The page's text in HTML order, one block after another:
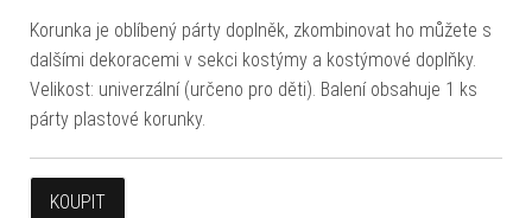
Korunka je oblíbený párty doplněk, zkombinovat ho můžete s
dalšími dekoracemi v sekci kostýmy a kostýmové doplňky.
Velikost: univerzální (určeno pro děti). Balení obsahuje 1 ks
párty plastové korunky.
KOUPIT